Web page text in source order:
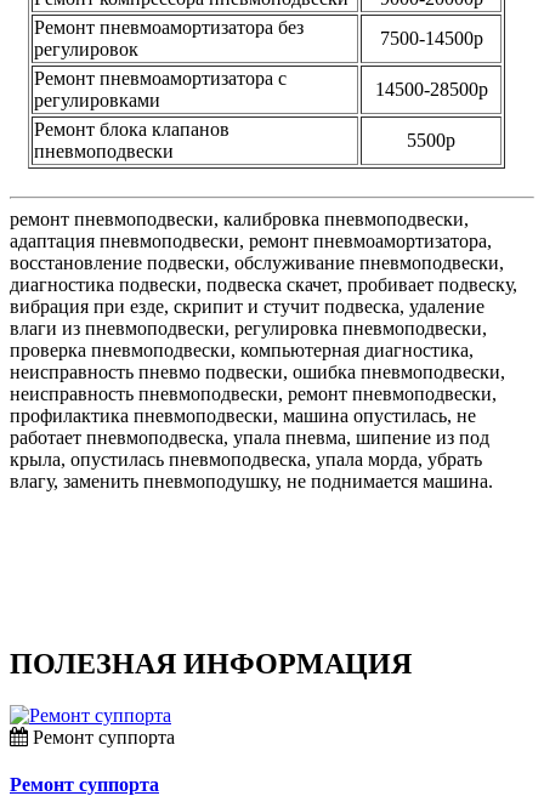
Ремонт пневмоамортизатора без
регулировок
7500-14500р
Ремонт пневмоамортизатора с
регулировками
14500-28500р
Ремонт блока клапанов
пневмоподвески
5500р
ремонт пневмоподвески, калибровка пневмоподвески,
адаптация пневмоподвески, ремонт пневмоамортизатора,
восстановление подвески, обслуживание пневмоподвески,
диагностика подвески, подвеска скачет, пробивает подвеску,
вибрация при езде, скрипит и стучит подвеска, удаление
влаги из пневмоподвески, регулировка пневмоподвески,
проверка пневмоподвески, компьютерная диагностика,
неисправность пневмо подвески, ошибка пневмоподвески,
неисправность пневмоподвески, ремонт пневмоподвески,
профилактика пневмоподвески, машина опустилась, не
работает пневмоподвеска, упала пневма, шипение из под
крыла, опустилась пневмоподвеска, упала морда, убрать
влагу, заменить пневмоподушку, не поднимается машина.
ПОЛЕЗНАЯ ИНФОРМАЦИЯ
Ремонт суппорта
Ремонт суппорта